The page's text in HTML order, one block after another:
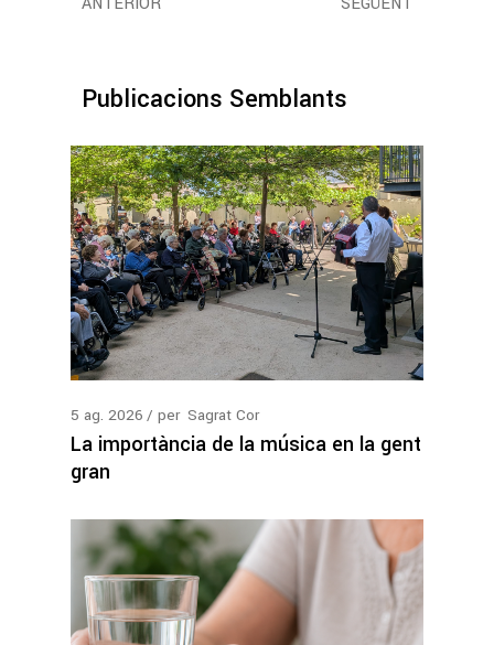
Publicacions Semblants
5 ag. 2026 per Sagrat Cor
La importància de la música en la gent
gran